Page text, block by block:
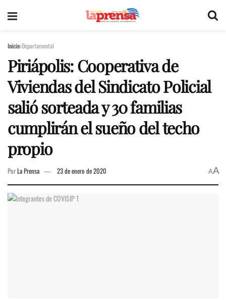
Inicio Departamental
Piriápolis: Cooperativa de
Viviendas del Sindicato Policial
salió sorteada y 30 familias
cumplirán el sueño del techo
propio
PorLa Prensa 23 de enero de 2020 AA